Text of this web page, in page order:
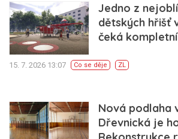
Jedno z
dětských hřišť
čeká
15. 7. 2026 13:07 Co se děje ZL
Nová podlaha
Dřevnická je